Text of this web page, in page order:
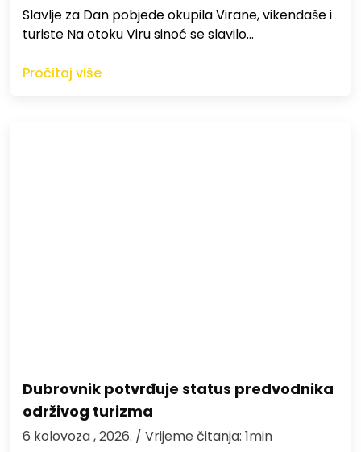
Slavlje za Dan pobjede okupila Virane, vikendaše i
turiste Na otoku Viru sinoć se slavilo…
Pročitaj više
Dubrovnik potvrđuje status predvodnika
održivog turizma
6 kolovoza , 2026. / Vrijeme čitanja: 1min